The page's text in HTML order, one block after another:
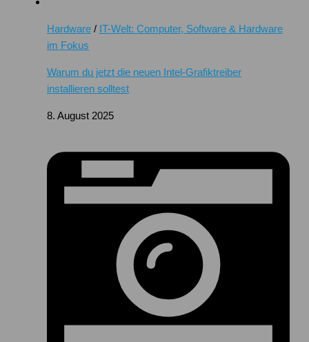
Hardware / IT-Welt: Computer, Software & Hardware
im Fokus
Warum du jetzt die neuen Intel-Grafiktreiber
installieren solltest
8. August 2025